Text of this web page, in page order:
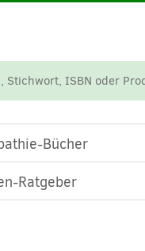
Bücher
Ratgeber